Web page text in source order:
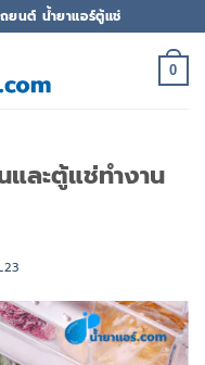
ยนต์ น้ำยาแอร์ตู้แช่
0
และตู้แช่ทำงาน